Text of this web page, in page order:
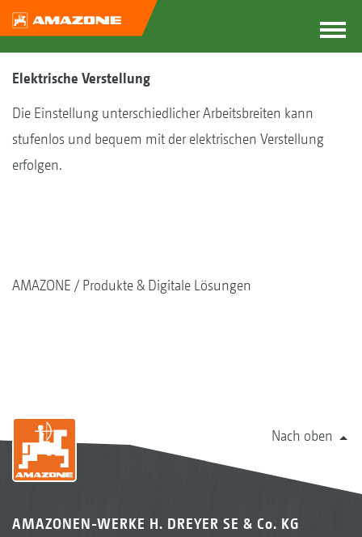
Elektrische Verstellung
Die Einstellung unterschiedlicher Arbeitsbreiten kann
stufenlos und bequem mit der elektrischen Verstellung
erfolgen.
AMAZONE Produkte & Digitale Lösungen
Nach oben
AMAZONEN-WERKE H. DREYER SE & Co. KG